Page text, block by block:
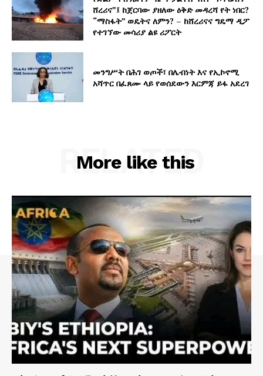
ሸረሪና”፤ ከጀርባው ያዘለው ዕቅድ መዳረሻ የት ነበር?
“ማስፋት” ወዴትና ለምን? – ከሸረሪናና ግዴማ ዲፖ
የተገኘው መሳሪያ ልዩ ሪፖርት
መንግሥት በሕገ ወጦች፣ በሌብነት እና የኢኮኖሚ
አሻጥር በፈጸሙ ላይ የወሰደውን እርምጃ ይፋ አደረገ
More like this
RELATED